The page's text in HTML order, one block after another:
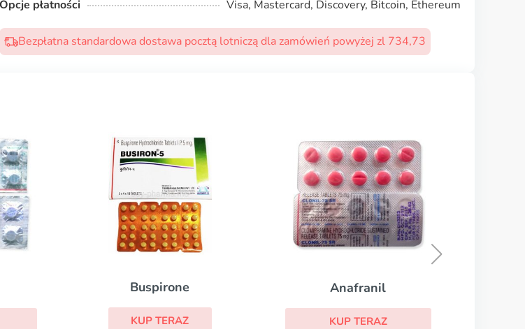
Opcje płatności
Visa, Mastercard, Discovery, Bitcoin, Ethereum
Bezpłatna standardowa dostawa pocztą lotniczą dla zamówień powyżej zl 734,73
Anafranil
KUP TERAZ
Topiramat